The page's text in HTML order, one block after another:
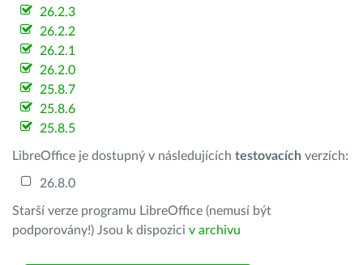
26.2.3
26.2.2
26.2.1
26.2.0
25.8.7
25.8.6
25.8.5
LibreOffice je dostupný v následujících testovacích verzích:
26.8.0
Starší verze programu LibreOffice (nemusí být
podporovány!) Jsou k dispozici v archivu